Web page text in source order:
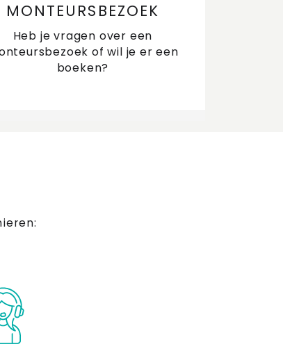
MONTEURSBEZOEK
Heb je vragen over een
of wil je er een
boeken?